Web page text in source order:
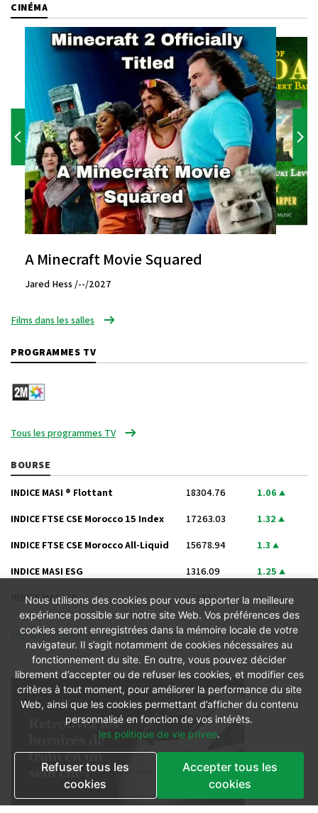
CINÉMA
A Minecraft Movie Squared
Jared Hess /--/2027
Films dans les salles
PROGRAMMES TV
Tous les programmes TV
BOURSE
INDICE MASI ® Flottant 18304.76 1.06
INDICE FTSE CSE Morocco 15 Index 17263.03 1.32
INDICE FTSE CSE Morocco All-Liquid 15678.94 1.3
INDICE MASI ESG 1316.09 1.25
INDICE MASI 20 1318.51 0.94
Voir plus d’informations boursières
Nous utilisons des cookies pour vous apporter la meilleure
expérience possible sur notre site Web. Vos préférences des
cookies seront enregistrées dans la mémoire locale de votre
navigateur. Il s’agit notamment de cookies nécessaires au
fonctionnement du site. En outre, vous pouvez décider
librement d’accepter ou de refuser les cookies, et modifier ces
critères à tout moment, pour améliorer la performance du site
Web, ainsi que les cookies permettant d’afficher du contenu
personnalisé en fonction de vos intérêts.
les politique de vie privee.
Refuser tous les
cookies
Accepter tous les
cookies